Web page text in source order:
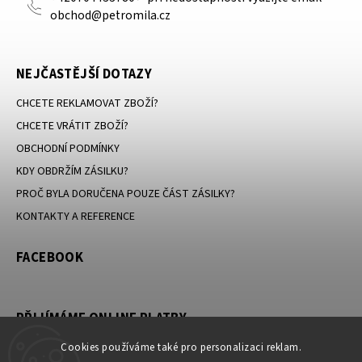
Cookies používáme také pro personalizaci reklam.
obchod@petromila.cz
NEJČASTĚJŠÍ DOTAZY
CHCETE REKLAMOVAT ZBOŽÍ?
CHCETE VRÁTIT ZBOŽÍ?
OBCHODNÍ PODMÍNKY
KDY OBDRŽÍM ZÁSILKU?
PROČ BYLA DORUČENA POUZE ČÁST ZÁSILKY?
KONTAKTY A REFERENCE
FACEBOOK
PŘIJÍMÁME ONLINE PLATBY